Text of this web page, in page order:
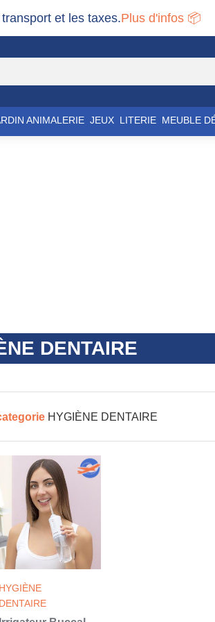
et les taxes.Plus d'infos 📦
ANIMALERIE JEUX LITERIE MEUBLE
DENTAIRE
HYGIÈNE DENTAIRE
HYGIÈNE
DENTAIRE